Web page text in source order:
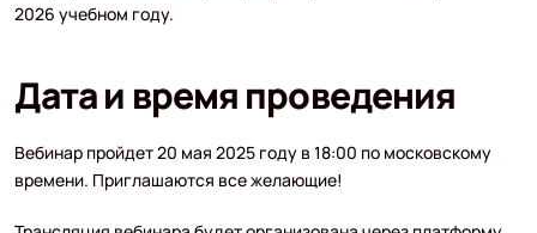
2026 учебном году.
Дата и время проведения
Вебинар пройдет 20 мая 2025 году в 18:00 по московскому
времени. Приглашаются все желающие!